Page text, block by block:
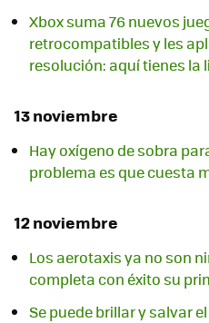
Xbox suma 76 nuevos
retrocompatibles y les
resolución: aquí tienes la
13 noviembre
Hay oxígeno de sobra
problema es que cuesta
12 noviembre
Los aerotaxis ya no son
completa con éxito su
Se puede brillar y salvar